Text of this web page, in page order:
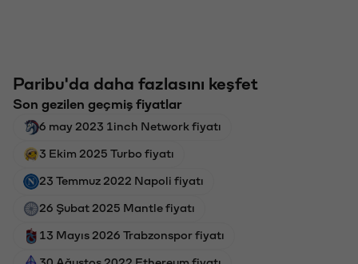
Paribu'da daha fazlasını keşfet
Son gezilen geçmiş fiyatlar
6 may 2023 1inch Network fiyatı
3 Ekim 2025 Turbo fiyatı
23 Temmuz 2022 Napoli fiyatı
26 Şubat 2025 Mantle fiyatı
13 Mayıs 2026 Trabzonspor fiyatı